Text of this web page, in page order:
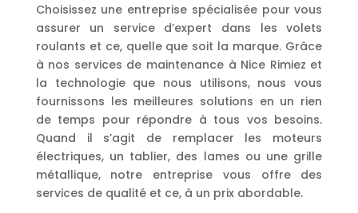
Choisissez une entreprise spécialisée pour vous
assurer un service d’expert dans les volets
roulants et ce, quelle que soit la marque. Grâce
à nos services de maintenance à Nice Rimiez et
la technologie que nous utilisons, nous vous
fournissons les meilleures solutions en un rien
de temps pour répondre à tous vos besoins.
Quand il s’agit de remplacer les moteurs
électriques, un tablier, des lames ou une grille
métallique, notre entreprise vous offre des
services de qualité et ce, à un prix abordable.